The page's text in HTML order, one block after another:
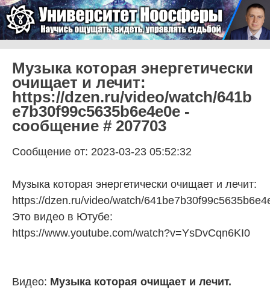
Университет Ноосферы
Музыка которая энергетически
очищает и лечит:
https://dzen.ru/video/watch/641b
e7b30f99c5635b6e4e0e -
сообщение # 207703
Сообщение от: 2023-03-23 05:52:32
Музыка которая энергетически очищает и лечит:
https://dzen.ru/video/watch/
Это видео в Ютубе:
https://www.youtube.com/watch?v=YsDvCqn6KI0
Видео: Музыка которая очищает и лечит.